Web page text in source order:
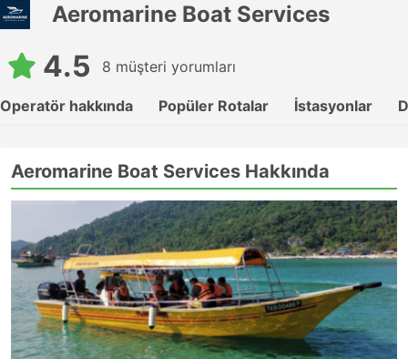
Aeromarine Boat Services
4.5 8 müşteri yorumları
Operatör hakkında Popüler Rotalar İstasyonlar
Aeromarine Boat Services Hakkında